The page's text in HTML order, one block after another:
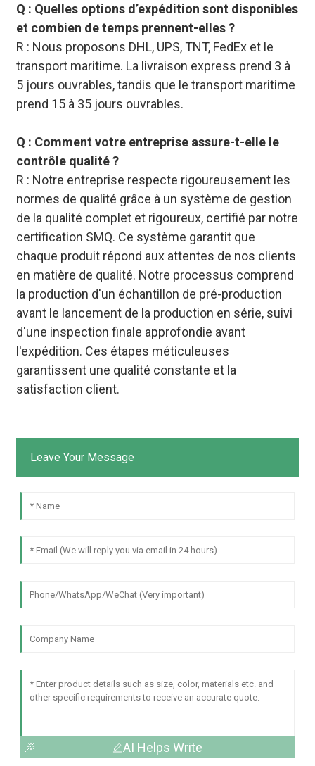
Q : Quelles options d’expédition sont disponibles
et combien de temps prennent-elles ?
R : Nous proposons DHL, UPS, TNT, FedEx et le
transport maritime. La livraison express prend 3 à
5 jours ouvrables, tandis que le transport maritime
prend 15 à 35 jours ouvrables.
Q : Comment votre entreprise assure-t-elle le
contrôle qualité ?
R : Notre entreprise respecte rigoureusement les
normes de qualité grâce à un système de gestion
de la qualité complet et rigoureux, certifié par notre
certification SMQ. Ce système garantit que
chaque produit répond aux attentes de nos clients
en matière de qualité. Notre processus comprend
la production d'un échantillon de pré-production
avant le lancement de la production en série, suivi
d'une inspection finale approfondie avant
l'expédition. Ces étapes méticuleuses
garantissent une qualité constante et la
satisfaction client.
Leave Your Message
AI Helps Write